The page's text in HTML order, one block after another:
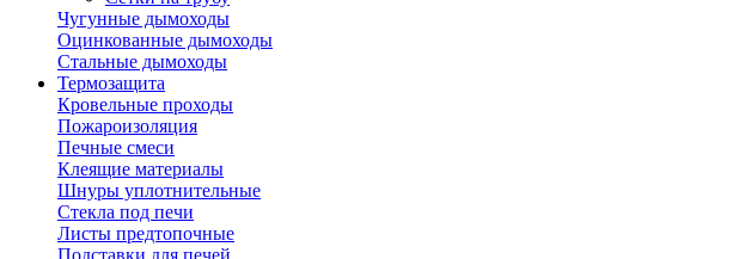
Чугунные дымоходы
Оцинкованные дымоходы
Стальные дымоходы
Термозащита
Кровельные проходы
Пожароизоляция
Печные смеси
Клеящие материалы
Шнуры уплотнительные
Стекла под печи
Листы предтопочные
Подставки для печей